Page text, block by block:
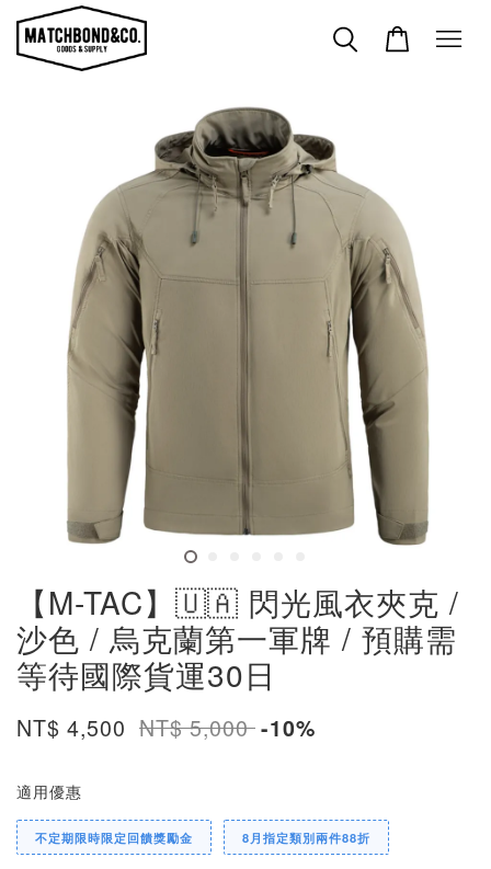
【M-TAC】🇺🇦 閃光風衣夾克 /
沙色 / 烏克蘭第一軍牌 / 預購需
等待國際貨運30日
NT$ 4,500 NT$ 5,000-10%
適用優惠
不定期限時限定回饋獎勵金 8月指定類別兩件88折